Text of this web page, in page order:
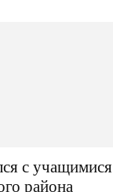
с учащимися
района